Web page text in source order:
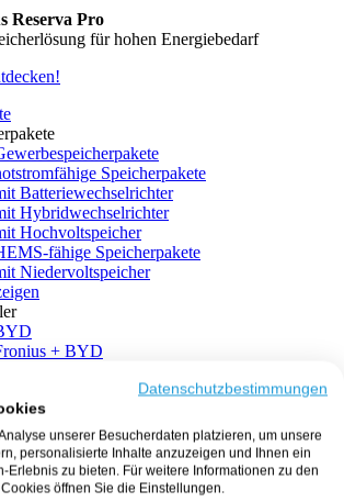
Reserva Pro
für hohen Energiebedarf
Speicherpakete
Batteriewechselrichter
Hybridwechselrichter
Hochvoltspeicher
fähige Speicherpakete
Niedervoltspeicher
+ BYD
+ BYD
+ EcoFlow
+ FENECON
Datenschutzbestimmungen
unserer Besucherdaten platzieren, um unsere
personalisierte Inhalte anzuzeigen und Ihnen ein
Erlebnis zu bieten. Für weitere Informationen zu den
öffnen Sie die Einstellungen.